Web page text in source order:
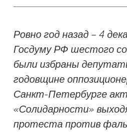
Ровно год назад – 4
Госдуму РФ шестого
были избраны
годовщине
Санкт-Петербурге
«Солидарности»
протеста против